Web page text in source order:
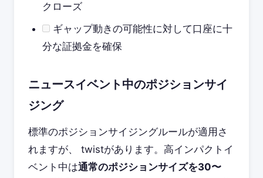
クローズ
ギャップ動きの可能性に対して口座に十
分な証拠金を確保
ニュースイベント中のポジションサイ
ジング
標準のポジションサイジングルールが適用さ
れますが、 twistがあります。高インパクトイ
ベント中は通常のポジションサイズを30〜